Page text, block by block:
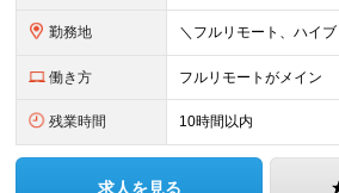
勤務地
働き方 フルリモートがメイン
残業時間 10時間以内
求人を見る